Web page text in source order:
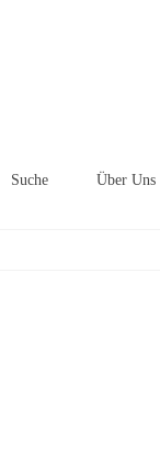
Suche Über Uns